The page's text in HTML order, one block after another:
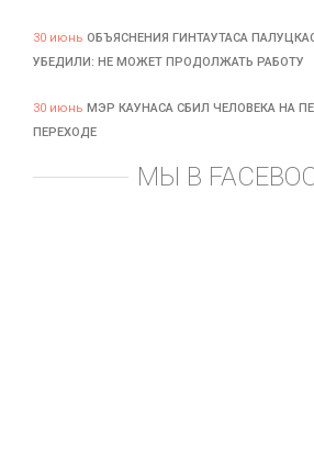
30 июнь ОБЪЯСНЕНИЯ ГИНТАУТАСА
УБЕДИЛИ: НЕ МОЖЕТ ПРОДОЛЖАТЬ РАБОТУ
30 июнь МЭР КАУНАСА СБИЛ ЧЕЛОВЕКА НА
ПЕРЕХОДЕ
МЫ В